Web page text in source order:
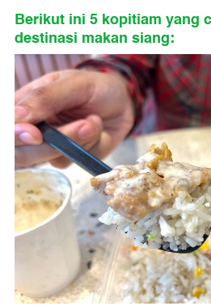
Berikut ini 5 kopitiam yang
destinasi makan siang: